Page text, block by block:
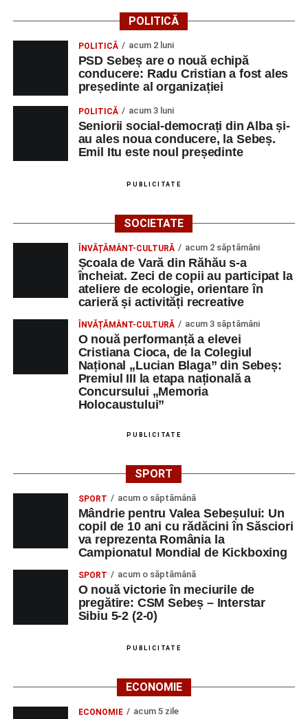
POLITICĂ
POLITICĂ acum 2 luni
PSD Sebeș are o nouă echipă
conducere: Radu Cristian a fost ales
președinte al organizației
POLITICĂ acum 3 luni
Seniorii social-democrați din Alba și-
au ales noua conducere, la Sebeș.
Emil Itu este noul președinte
PUBLICITATE
SOCIETATE
ÎNVĂȚĂMÂNT-CULTURĂ acum 2 săptămâni
Școala de Vară din Răhău s-a
încheiat. Zeci de copii au participat la
ateliere de ecologie, orientare în
carieră și activități recreative
ÎNVĂȚĂMÂNT-CULTURĂ acum 3 săptămâni
O nouă performanță a elevei
Cristiana Cioca, de la Colegiul
Național „Lucian Blaga” din Sebeș:
Premiul III la etapa națională a
Concursului „Memoria
Holocaustului”
PUBLICITATE
SPORT
SPORT acum o săptămână
Mândrie pentru Valea Sebeșului: Un
copil de 10 ani cu rădăcini în Săsciori
va reprezenta România la
Campionatul Mondial de Kickboxing
SPORT acum o săptămână
O nouă victorie în meciurile de
pregătire: CSM Sebeș – Interstar
Sibiu 5-2 (2-0)
PUBLICITATE
ECONOMIE
ECONOMIE acum 5 zile